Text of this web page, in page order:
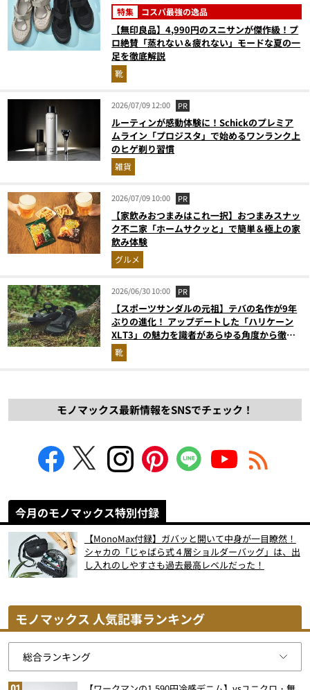
特集 コスパ最強の逸品
【無印良品】4,990円のスニサンが傑作級！プ
ロ絶賛「蒸れない＆疲れない」モードな夏の一
足を徹底解説
靴
2026/07/09 12:00 PR
ルーティンが感動体験に！Schickのプレミア
ムライン「プロジスタ」で始めるワンランク上
のヒゲ剃り習慣
雑貨
2026/07/09 10:00 PR
【家飲みおつまみはこれ一択】おつまみスナッ
ク不二家「ホームサクッと」で簡単＆極上の家
飲み体験
グルメ
2026/06/30 10:00 PR
【スポーツサンダルの元祖】テバの名作が9年
ぶりの進化！ アップデートした「ハリケーン
XLT3」の魅力を識者があらゆる角度から徹底
解説！
靴
モノマックス最新情報をSNSでチェック！
今月のモノマックス特別付録
【MonoMax付録】ガバッと開いて中身が一目瞭然！
シャカの「じゃばら式４層ショルダーバッグ」は、出
し入れのしやすさも過去最高レベルだった！
モノマックス 人気記事ランキング